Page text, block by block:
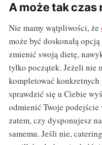
A może tak czas
Nie mamy wątpliwości, że
może być doskonałą
zmienić swoją dietę,
tylko początek. Jeżeli nie
kompletować
sprawdzić się u Ciebie
odmienić Twoje
zatem, czy dysponujesz
samemu. Jeśli nie,